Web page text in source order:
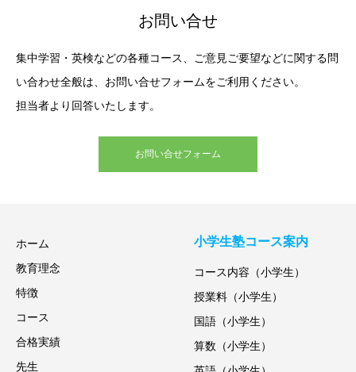
お問い合せ
集中学習・英検などの各種コース、ご意見ご要望などに関する問
い合わせ全般は、お問い合せフォームをご利用ください。
担当者より回答いたします。
お問い合せフォーム
ホーム
教育理念
特徴
コース
合格実績
先生
小学生塾コース案内
コース内容（小学生）
授業料（小学生）
国語（小学生）
算数（小学生）